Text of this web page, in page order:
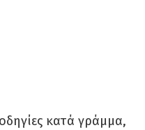
κατά γράμμα,